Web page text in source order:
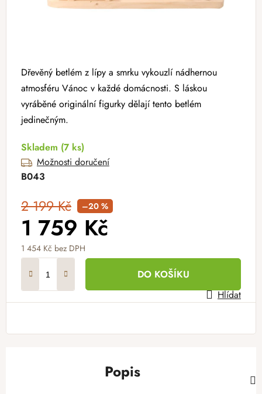
Dřevěný betlém z lípy a smrku vykouzlí nádhernou
atmosféru Vánoc v každé domácnosti. S láskou
vyráběné originální figurky dělají tento betlém
jedinečným.
Skladem (7 ks)
Možnosti doručení
B043
2 199 Kč –20 %
1 759 Kč
1 454 Kč bez DPH
DO KOŠÍKU
Hlídat
Popis